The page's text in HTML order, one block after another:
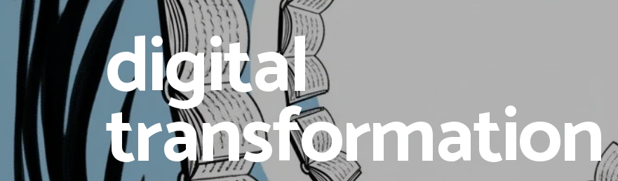
digital
transformation